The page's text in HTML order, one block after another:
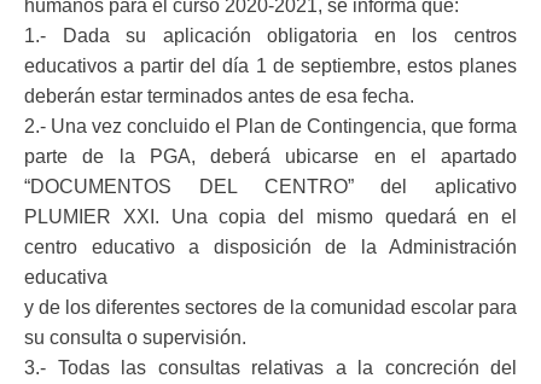
humanos para el curso 2020-2021, se informa que:
1.- Dada su aplicación obligatoria en los centros
educativos a partir del día 1 de septiembre, estos planes
deberán estar terminados antes de esa fecha.
2.- Una vez concluido el Plan de Contingencia, que forma
parte de la PGA, deberá ubicarse en el apartado
“DOCUMENTOS DEL CENTRO” del aplicativo
PLUMIER XXI. Una copia del mismo quedará en el
centro educativo a disposición de la Administración
educativa
y de los diferentes sectores de la comunidad escolar para
su consulta o supervisión.
3.- Todas las consultas relativas a la concreción del